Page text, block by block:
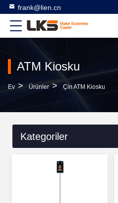
frank@lien.cn
ATM Kiosku
Ev > Ürünler > Çin ATM Kiosku
Kategoriler